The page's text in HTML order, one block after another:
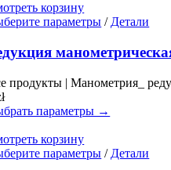
корзину
параметры Этот
имеет
несколько
Опции
выбрать
странице
товара.
/ Детали
продукты | Манометрия_
параметры →
корзину
параметры Этот
/ Детали